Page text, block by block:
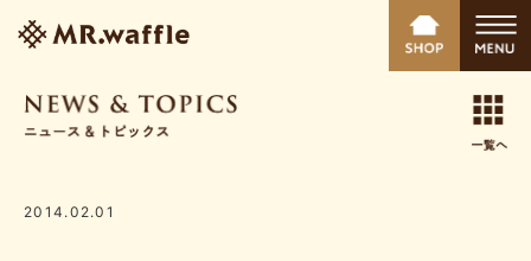
2014.02.01